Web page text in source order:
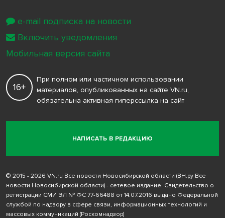
НАПИСАТЬ В РЕДАКЦИЮ
16+
При полном или частичном использовании
материалов, опубликованных на сайте VN.ru,
обязательна активная гиперссылка на сайт
© 2015 - 2026 VN.ru Все новости Новосибирской области (ВН.ру Все
новости Новосибирской области) - сетевое издание. Свидетельство о
регистрации СМИ ЭЛ № ФС 77-66488 от 14.07.2016 выдано Федеральной
службой по надзору в сфере связи, информационных технологий и
массовых коммуникаций (Роскомнадзор)
e-mail подписка на новости
Включить уведомления
Мобильная версия сайта